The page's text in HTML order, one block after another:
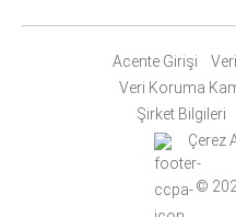
Acente Girişi
Veri Koruma
Şirket Bilgileri
Çerez
©